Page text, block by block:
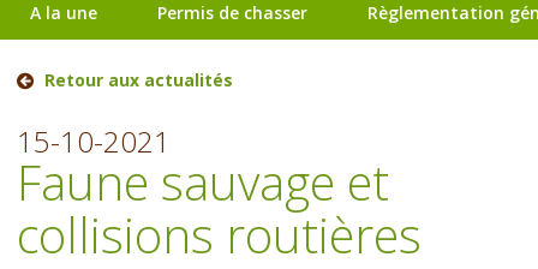
A la une Permis de chasser Règlementation
Retour aux actualités
15-10-2021
Faune sauvage et
collisions routières